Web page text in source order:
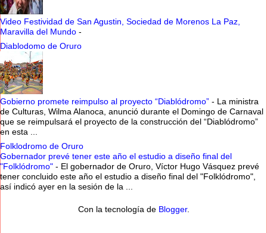
Video Festividad de San Agustin, Sociedad de Morenos La Paz,
Maravilla del Mundo -
Diablodomo de Oruro
Gobierno promete reimpulso al proyecto “Diablódromo” - La ministra
de Culturas, Wilma Alanoca, anunció durante el Domingo de Carnaval
que se reimpulsará el proyecto de la construcción del “Diablódromo”
en esta ...
Folklodromo de Oruro
Gobernador prevé tener este año el estudio a diseño final del
"Folklódromo" - El gobernador de Oruro, Víctor Hugo Vásquez prevé
tener concluido este año el estudio a diseño final del "Folklódromo",
así indicó ayer en la sesión de la ...
Con la tecnología de Blogger.